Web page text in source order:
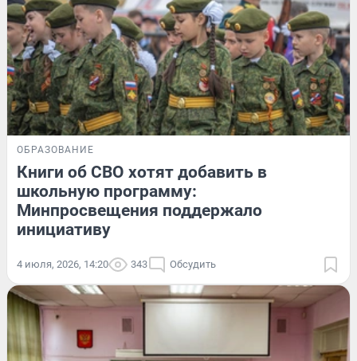
ОБРАЗОВАНИЕ
Книги об СВО хотят добавить в
школьную программу:
Минпросвещения поддержало
инициативу
4 июля, 2026, 14:20 343 Обсудить